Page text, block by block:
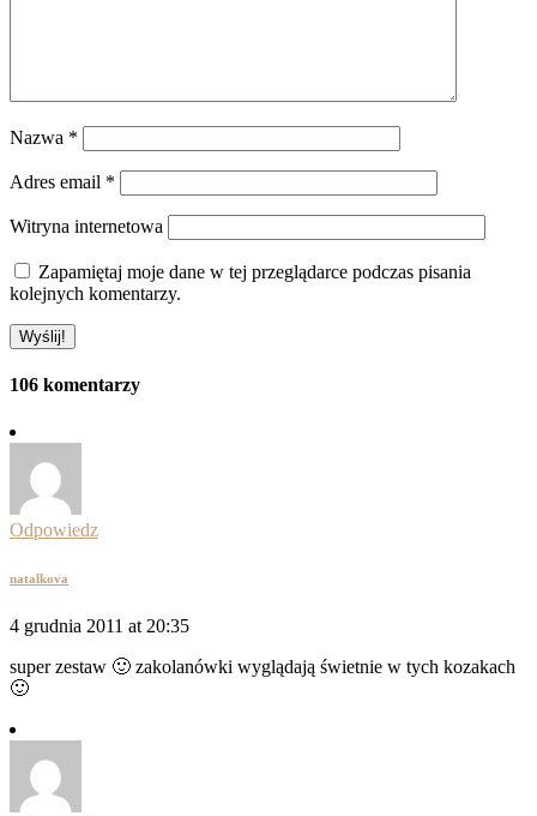
Nazwa *
Adres email *
Witryna internetowa
Zapamiętaj moje dane w tej przeglądarce podczas pisania
kolejnych komentarzy.
106 komentarzy
Odpowiedz
natalkova
4 grudnia 2011 at 20:35
super zestaw 🙂 zakolanówki wyglądają świetnie w tych kozakach
🙂